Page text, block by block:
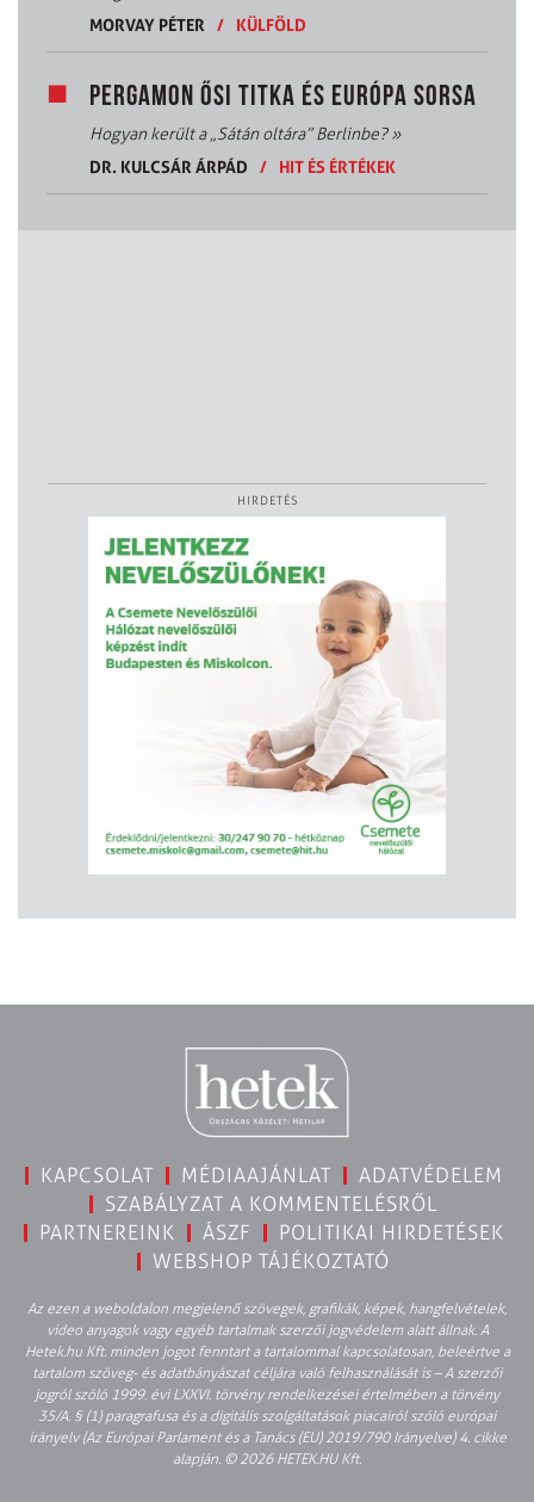
MORVAY PÉTER
/ KÜLFÖLD
PERGAMON ŐSI TITKA ÉS EURÓPA SORSA
Hogyan került a „Sátán oltára” Berlinbe?»
DR. KULCSÁR ÁRPÁD
/ HIT ÉS ÉRTÉKEK
HIRDETÉS
KAPCSOLAT MÉDIAAJÁNLAT
ADATVÉDELEM
SZABÁLYZAT A KOMMENTELÉSRŐL
PARTNEREINK
ÁSZF
POLITIKAI HIRDETÉSEK
WEBSHOP TÁJÉKOZTATÓ
Az ezen a weboldalon megjelenő szövegek, grafikák, képek, hangfelvételek,
video anyagok vagy egyéb tartalmak szerzői jogvédelem alatt állnak. A
Hetek.hu Kft. minden jogot fenntart a tartalommal kapcsolatosan, beleértve a
tartalom szöveg- és adatbányászat céljára való felhasználását is – A szerzői
jogról szóló 1999. évi LXXVI. törvény rendelkezései értelmében a törvény
35/A. § (1) paragrafusa és a digitális szolgáltatások piacairól szóló európai
irányelv (Az Európai Parlament és a Tanács (EU) 2019/790 Irányelve) 4. cikke
alapján. © 2026 HETEK.HU Kft.